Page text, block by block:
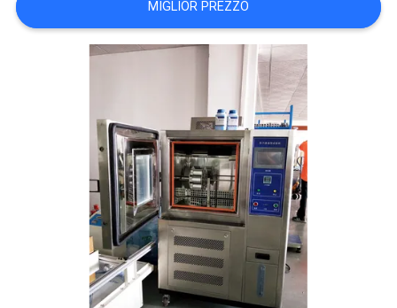
VR
PRIVACY
MIGLIOR PREZZO